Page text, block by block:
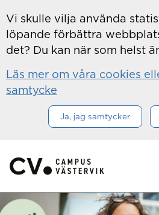
Vi skulle vilja använda
löpande förbättra
det? Du kan när som helst
Läs mer om våra cookies
samtycke
Ja, jag samtycker